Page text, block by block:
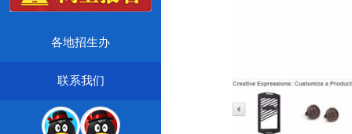
各地招生办
联系我们